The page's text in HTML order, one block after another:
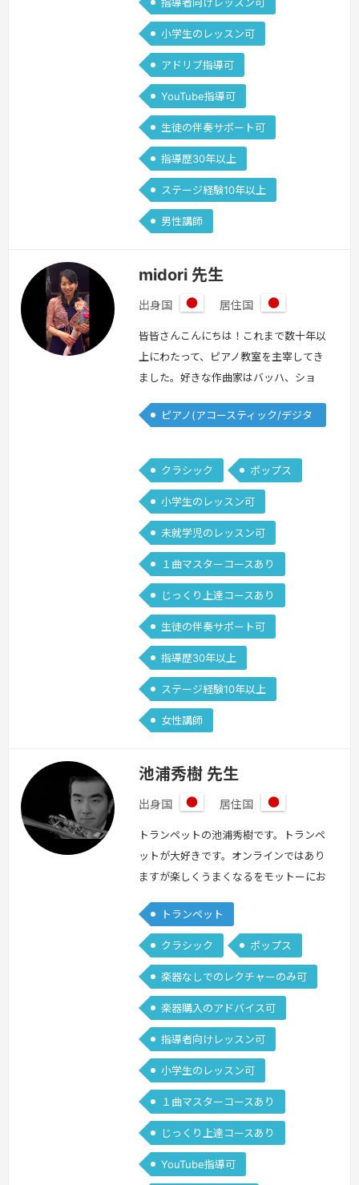
小学生のレッスン可
アドリブ指導可
YouTube指導可
生徒の伴奏サポート可
指導歴30年以上
ステージ経験10年以上
男性講師
midori 先生
出身国
本
居住国
本
皆皆さんこんにちは！これまで数十年以
上にわたって、ピアノ教室を主宰してき
ました。好きな作曲家はバッハ、ショ
る曲はショパンバラード１番や幻想即
ッスンを通し、音楽の楽しさを伝えるこ
とに取り組んできました。一筋縄ではい
かない曲もありますが、上手に弾くコツ
をレッスンすることで『自分にも弾け
た！』という実感を持ってもらえるよう
指導するこ…続きを見る »
ピアノ(アコースティック/デジタ
クラシック ポップス
小学生のレッスン可
未就学児のレッスン可
１曲マスターコースあり
じっくり上達コースあり
生徒の伴奏サポート可
指導歴30年以上
ステージ経験10年以上
女性講師
池浦秀樹 先生
出身国
本
居住国
本
トランペットの池浦秀樹です。トランペ
ットが大好きです。オンラインではあり
ますが楽しくうまくなるをモットーにお
芸を披露するために１からトランペット
をやりたい方から、音大受験でどうして
もできないフレーズがあり悩んでいる方
まで幅広く対応可能です。続きを見る
»
トランペット
クラシック ポップス
楽器なしでのレクチャーのみ可
楽器購入のアドバイス可
指導者向けレッスン可
小学生のレッスン可
１曲マスターコースあり
じっくり上達コースあり
YouTube指導可